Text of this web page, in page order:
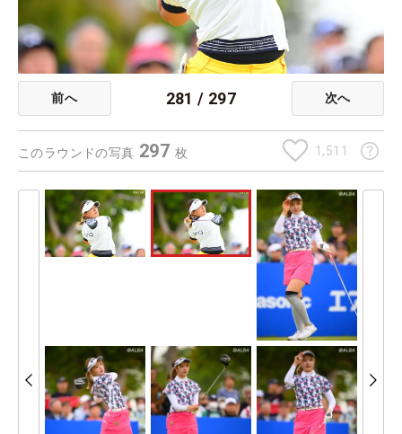
前へ 281 / 297 次へ
このラウンドの写真 297 枚 1,511